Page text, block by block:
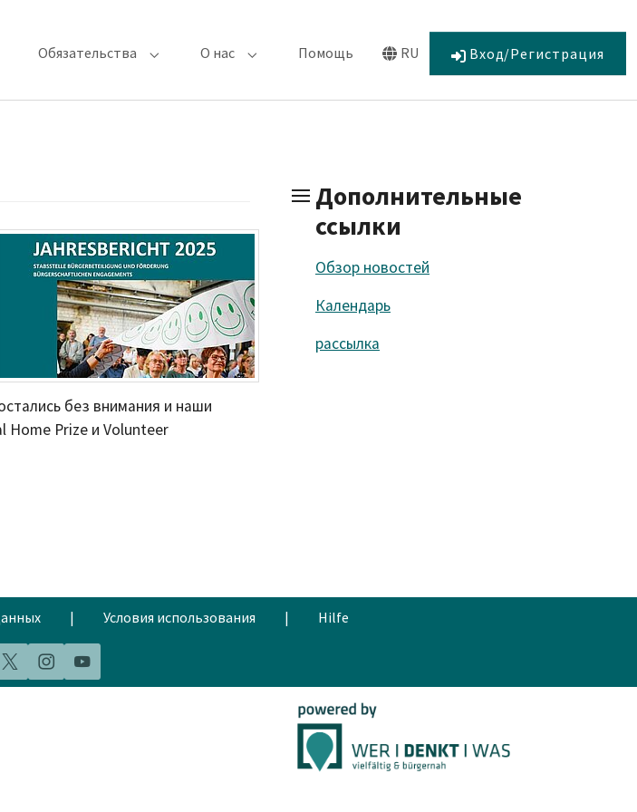
новости"
for "Участие"
Обязательства Submenu for "Обязательства"
О нас Submenu for "О нас"
Помощь RU
Submenu for "Language"
Вход/Регистрация
без внимания и наши
Home Prize и Volunteer
Дополнительные
ссылки
Обзор новостей
Календарь
рассылка
| Условия использования | Hilfe
X InstagramYouTube